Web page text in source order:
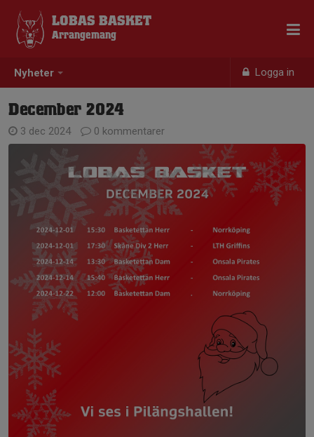
Nyheter Logga in
LOBAS BASKET
Arrangemang
December 2024
3 dec 2024 0 kommentarer